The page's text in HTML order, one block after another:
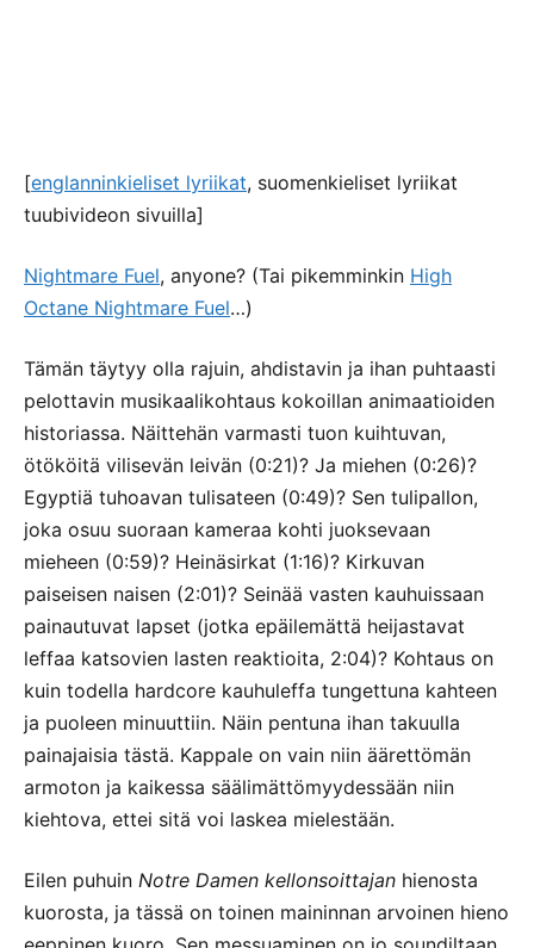
[englanninkieliset lyriikat, suomenkieliset lyriikat
tuubivideon sivuilla]
Nightmare Fuel, anyone? (Tai pikemminkin High
Octane Nightmare Fuel…)
Tämän täytyy olla rajuin, ahdistavin ja ihan puhtaasti
pelottavin musikaalikohtaus kokoillan animaatioiden
historiassa. Näittehän varmasti tuon kuihtuvan,
ötököitä vilisevän leivän (0:21)? Ja miehen (0:26)?
Egyptiä tuhoavan tulisateen (0:49)? Sen tulipallon,
joka osuu suoraan kameraa kohti juoksevaan
mieheen (0:59)? Heinäsirkat (1:16)? Kirkuvan
paiseisen naisen (2:01)? Seinää vasten kauhuissaan
painautuvat lapset (jotka epäilemättä heijastavat
leffaa katsovien lasten reaktioita, 2:04)? Kohtaus on
kuin todella hardcore kauhuleffa tungettuna kahteen
ja puoleen minuuttiin. Näin pentuna ihan takuulla
painajaisia tästä. Kappale on vain niin äärettömän
armoton ja kaikessa säälimättömyydessään niin
kiehtova, ettei sitä voi laskea mielestään.
Eilen puhuin Notre Damen kellonsoittajan hienosta
kuorosta, ja tässä on toinen maininnan arvoinen hieno